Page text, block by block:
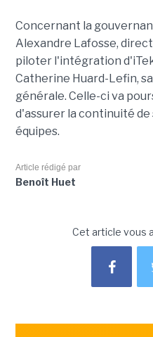
Concernant la
Alexandre Lafosse,
piloter l'intégration
Catherine Huard-Lefin,
générale. Celle-ci va
d'assurer la continuité
équipes.
Article rédigé par
Benoît Huet
Cet article vous